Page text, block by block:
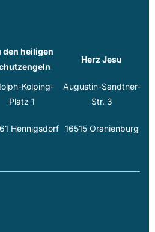
den heiligen
Herz Jesu
Kolping-
Platz 1
Augustin-Sandtner-
Str. 3
Hennigsdorf 16515 Oranienburg